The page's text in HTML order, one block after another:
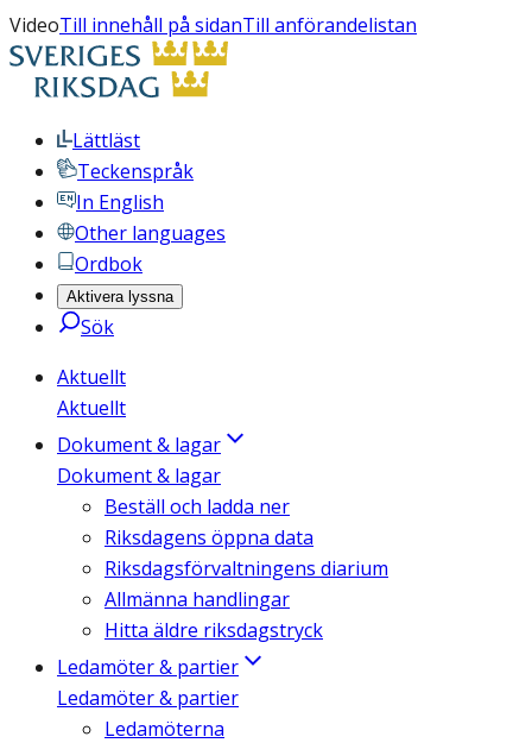
VideoTill innehåll på sidanTill anförandelistan
Lättläst
Teckenspråk
In English
Other languages
Ordbok
Aktivera lyssna
Sök
Aktuellt
Aktuellt
Dokument & lagar
Dokument & lagar
Beställ och ladda ner
Riksdagens öppna data
Riksdagsförvaltningens diarium
Allmänna handlingar
Hitta äldre riksdagstryck
Ledamöter & partier
Ledamöter & partier
Ledamöterna